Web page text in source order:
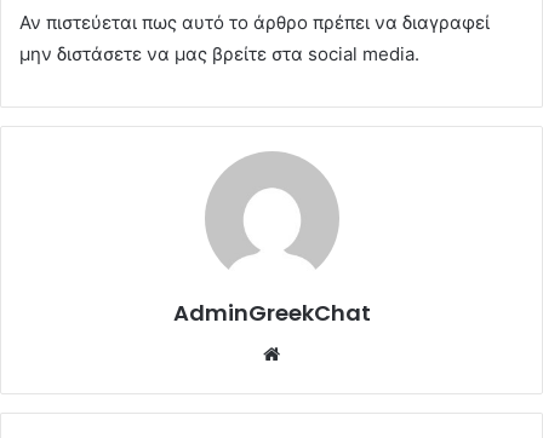
Αν πιστεύεται πως αυτό το άρθρο πρέπει να διαγραφεί
μην διστάσετε να μας βρείτε στα social media.
AdminGreekChat